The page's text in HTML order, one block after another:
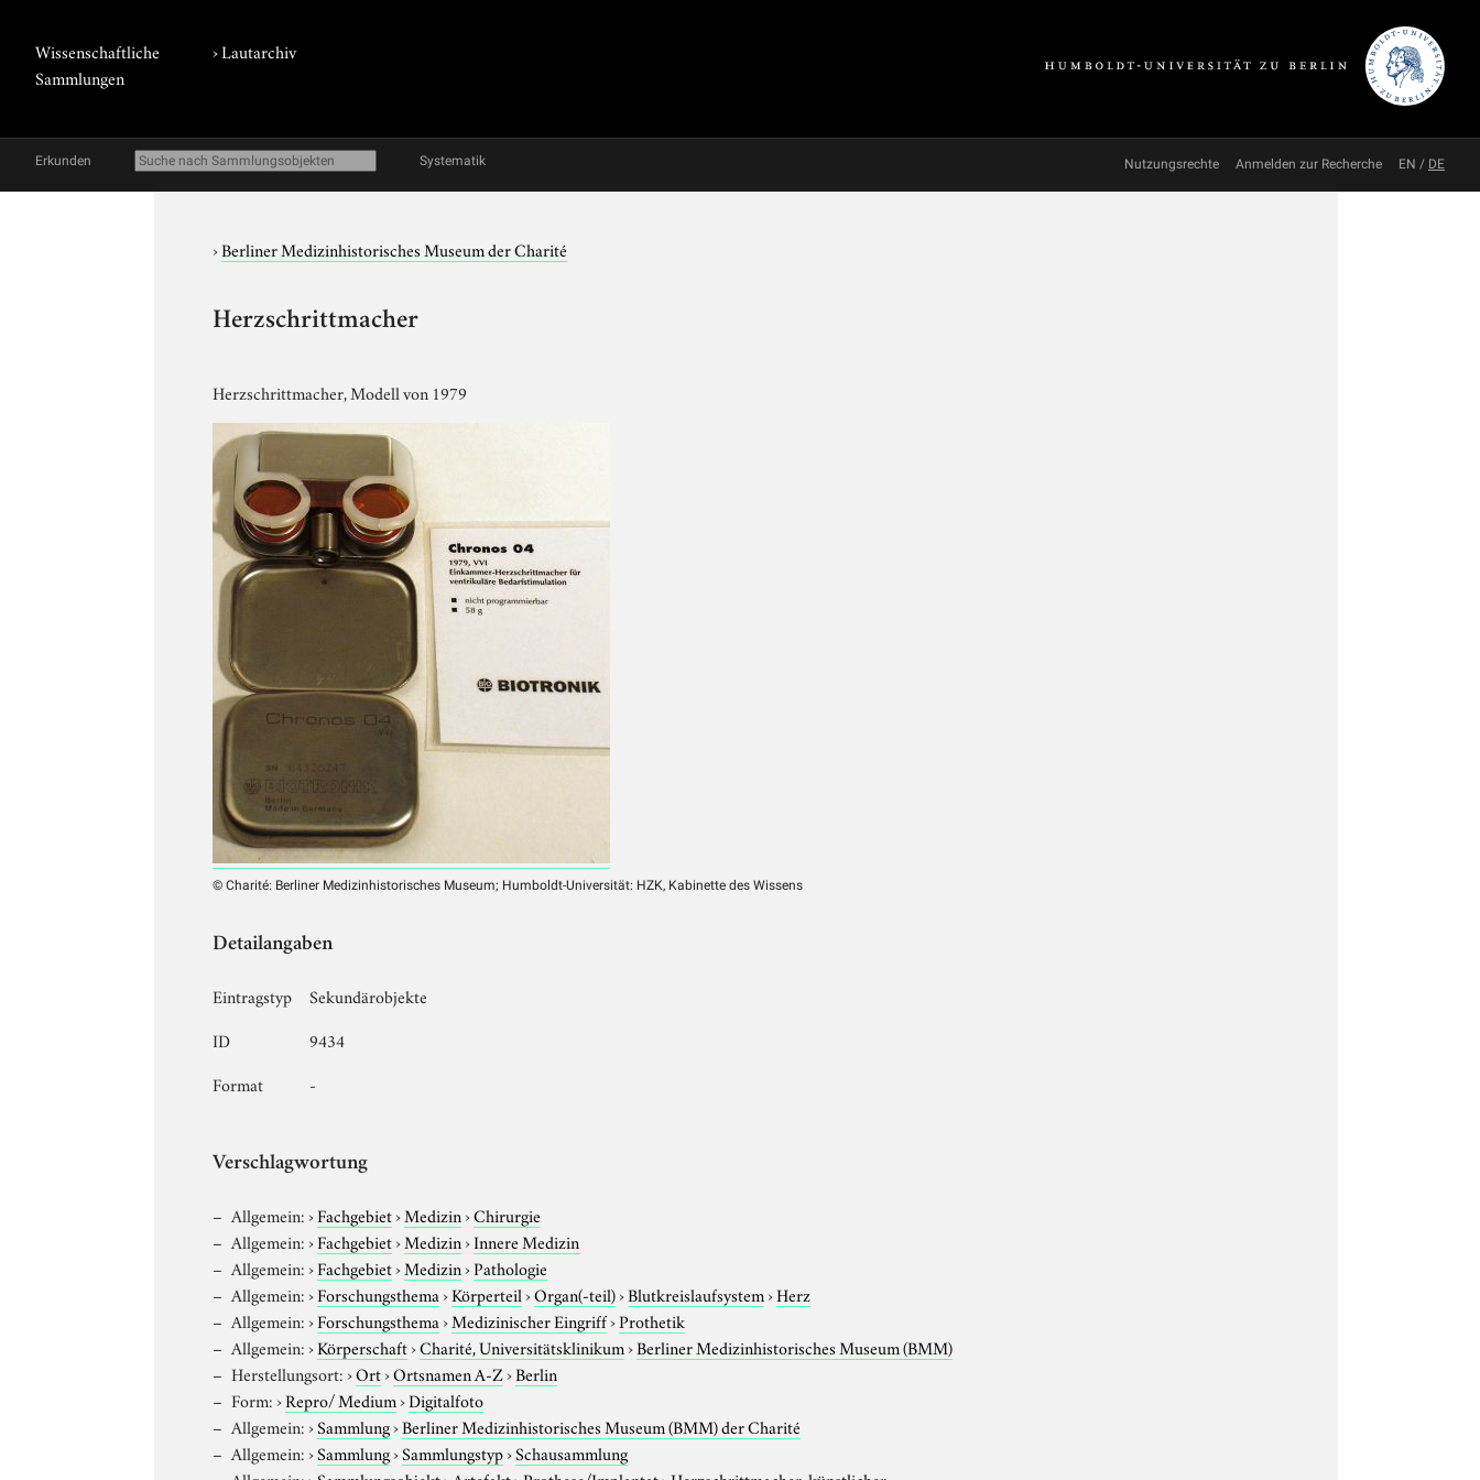
Wissenschaftliche
Sammlungen
›Lautarchiv
Erkunden Systematik Nutzungsrechte Anmelden zur Recherche EN / DE
›Berliner Medizinhistorisches Museum der Charité
Herzschrittmacher
Herzschrittmacher, Modell von 1979
© Charité: Berliner Medizinhistorisches Museum; Humboldt-Universität: HZK, Kabinette des Wissens
Detailangaben
Eintragstyp
Sekundärobjekte
ID
9434
Format
-
Verschlagwortung
Allgemein:›Fachgebiet›Medizin›Chirurgie
Allgemein:›Fachgebiet›Medizin›Innere Medizin
Allgemein:›Fachgebiet›Medizin›Pathologie
Allgemein:›Forschungsthema›Körperteil›Organ(-teil)›Blutkreislaufsystem›Herz
Allgemein:›Forschungsthema›Medizinischer Eingriff›Prothetik
Allgemein:›Körperschaft›Charité, Universitätsklinikum›Berliner Medizinhistorisches Museum (BMM)
Herstellungsort:›Ort›Ortsnamen A-Z›Berlin
Form:›Repro/ Medium›Digitalfoto
Allgemein:›Sammlung›Berliner Medizinhistorisches Museum (BMM) der Charité
Allgemein:›Sammlung›Sammlungstyp›Schausammlung